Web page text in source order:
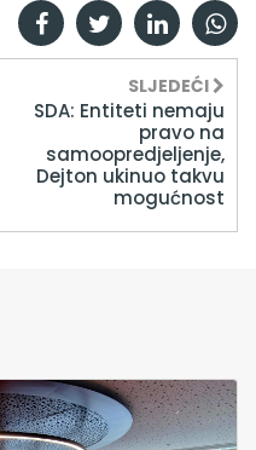
SLJEDEĆI
SDA: Entiteti nemaju
pravo na
samoopredjeljenje,
Dejton ukinuo takvu
mogućnost